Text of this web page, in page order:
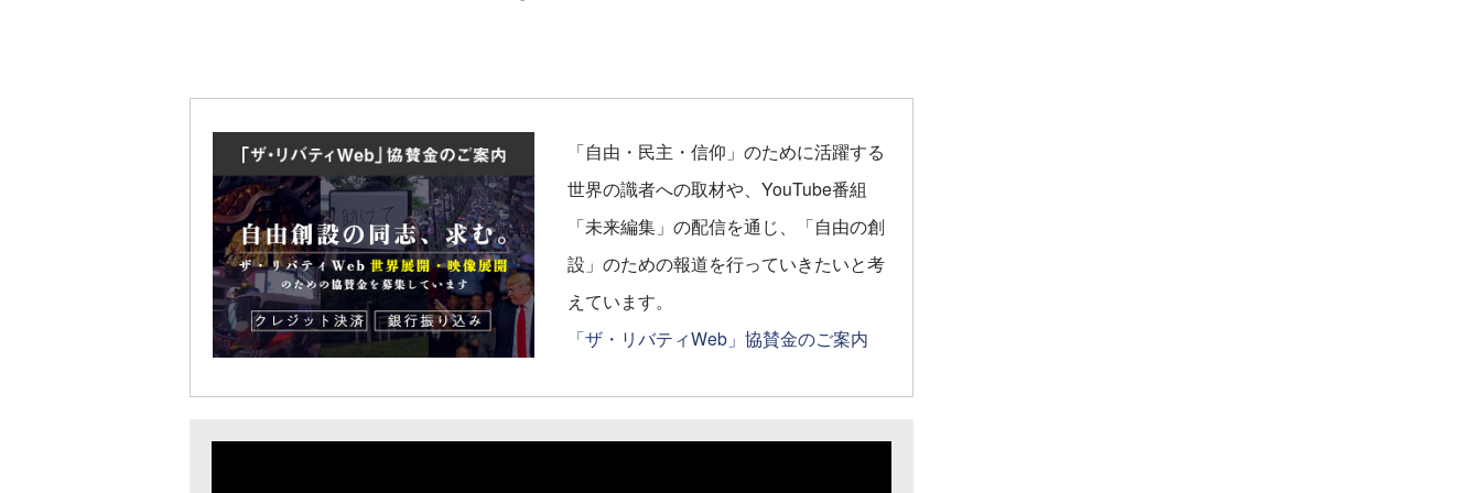
「自由・民主・信仰」のために活躍する
世界の識者への取材や、YouTube番組
「未来編集」の配信を通じ、「自由の創
設」のための報道を行っていきたいと考
えています。
「ザ・リバティWeb」協賛金のご案内